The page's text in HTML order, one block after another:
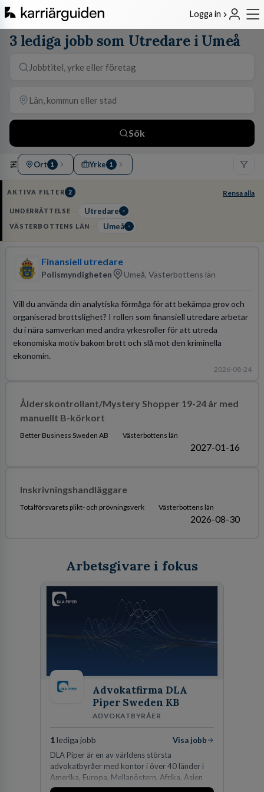
Logga in
3 lediga jobb som Utredare i Umeå
Sök
Ort 1 Yrke 1
AKTIVA FILTER 2 Rensa alla
UNDERRÄTTELSE Utredare
VÄSTERBOTTENS LÄN Umeå
Finansiell utredare
Polismyndigheten Umeå, Västerbottens län
Vill du använda din analytiska förmåga för att bekämpa grov och
organiserad brottslighet? I rollen som finansiell utredare arbetar
du i nära samverkan med andra yrkesroller för att utreda
ekonomiska motiv bakom brott och slå mot den kriminella
ekonomin.
2026-08-24
Ålderskontrollant/Mystery Shopper 19-24 år med
manuellt B-körkort
Better Business Sweden AB Västerbottens län
2027-01-16
Inskrivningshandläggare
Totalförsvarets plikt- och prövningsverk Västerbottens län
2026-08-30
Arbetsgivare i fokus
Advokatfirma DLA
Piper Sweden KB
ADVOKATBYRÅER
1lediga jobb
Visa jobb
DLA Piper är en av världens största
advokatbyråer med kontor i över 40 länder i
Amerika, Europa, Mellanöstern, Afrika, Asien
och Oceanien. Vi är specialister inom